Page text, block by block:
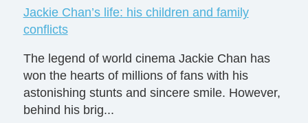
Jackie Chan’s life: his children and family
conflicts
The legend of world cinema Jackie Chan has
won the hearts of millions of fans with his
astonishing stunts and sincere smile. However,
behind his brig...